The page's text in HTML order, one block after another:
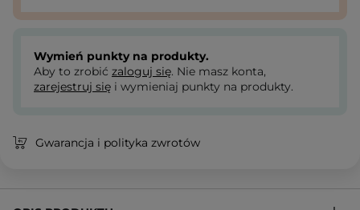
Wymień punkty na produkty.
Aby to zrobić zaloguj się. Nie masz konta,
zarejestruj się i wymieniaj punkty na produkty.
Gwarancja i polityka zwrotów